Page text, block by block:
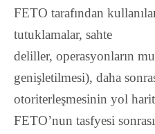
FETO tarafından
tutuklamalar, sahte
deliller, operasyonların
genişletilmesi), daha
otoriterleşmesinin yol
FETO’nun tasfyesi